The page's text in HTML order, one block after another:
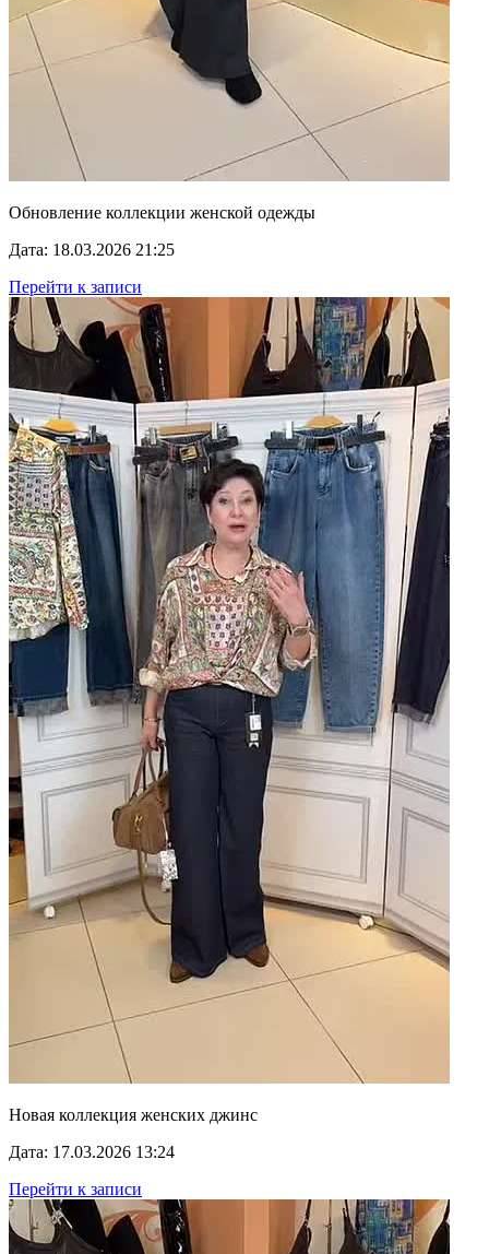
Обновление коллекции женской одежды
Дата: 18.03.2026 21:25
Перейти к записи
Новая коллекция женских джинс
Дата: 17.03.2026 13:24
Перейти к записи